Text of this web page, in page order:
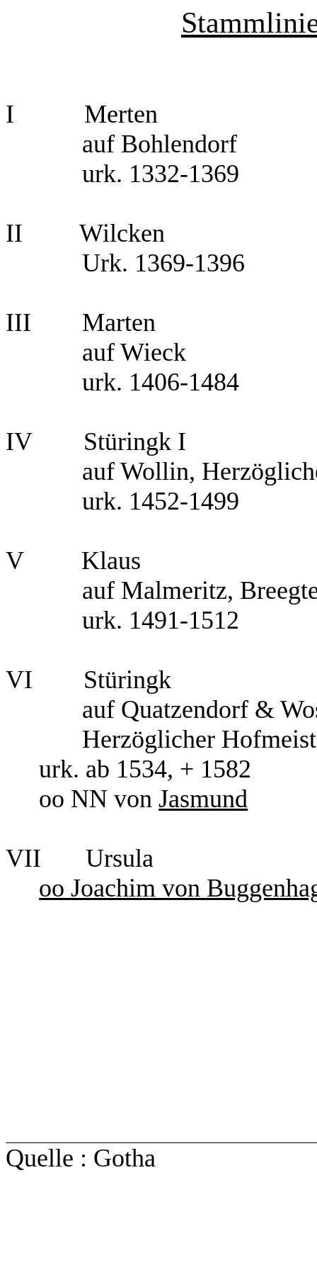
I
Merten
auf Bohlendorf
urk. 1332-1369
II
Wilcken
Urk. 1369-1396
III
Marten
auf Wieck
urk. 1406-1484
IV
Stüringk I
auf Wollin,
urk. 1452-1499
V
Klaus
auf Malmeritz,
urk. 1491-1512
VI
Stüringk
auf Quatzendorf &
Herzöglicher
urk. ab 1534, + 1582
oo NN vonJasmund
VII
Ursula
oo Joachim von
Quelle : Gotha